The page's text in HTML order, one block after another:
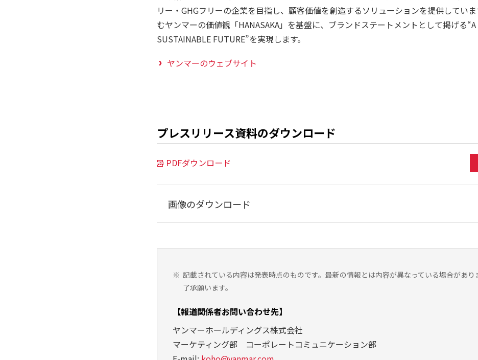
リー・GHGフリーの企業を目指し、顧客価値を創造するソリューションを提供してい
むヤンマーの価値観「HANASAKA」を基盤に、ブランドステートメントとして掲げる“A
SUSTAINABLE FUTURE”を実現します。
ヤンマーのウェブサイト
プレスリリース資料のダウンロード
PDFダウンロード
画像のダウンロード
※ 記載されている内容は発表時点のものです。最新の情報とは内容が異なっている場合があり
了承願います。
【報道関係者お問い合わせ先】
ヤンマーホールディングス株式会社
マーケティング部 コーポレートコミュニケーション部